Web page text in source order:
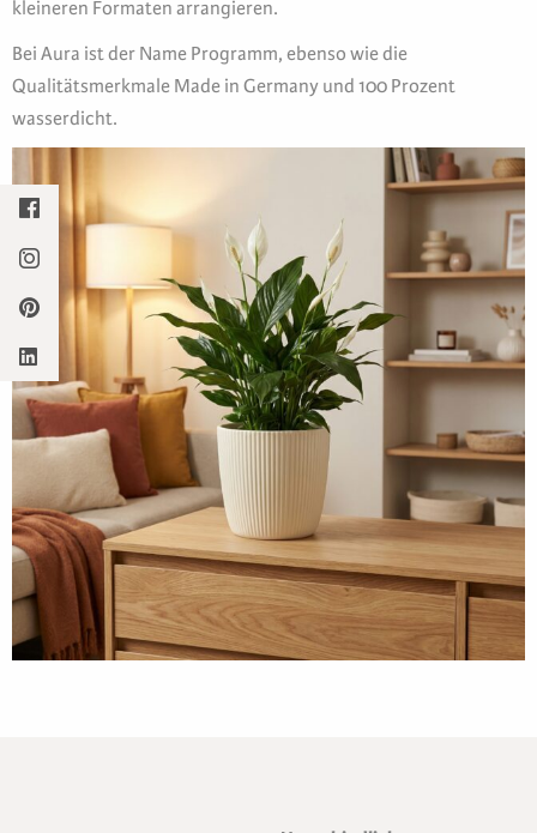
kleineren Formaten arrangieren.
Bei Aura ist der Name Programm, ebenso wie die
Qualitätsmerkmale Made in Germany und 100 Prozent
wasserdicht.